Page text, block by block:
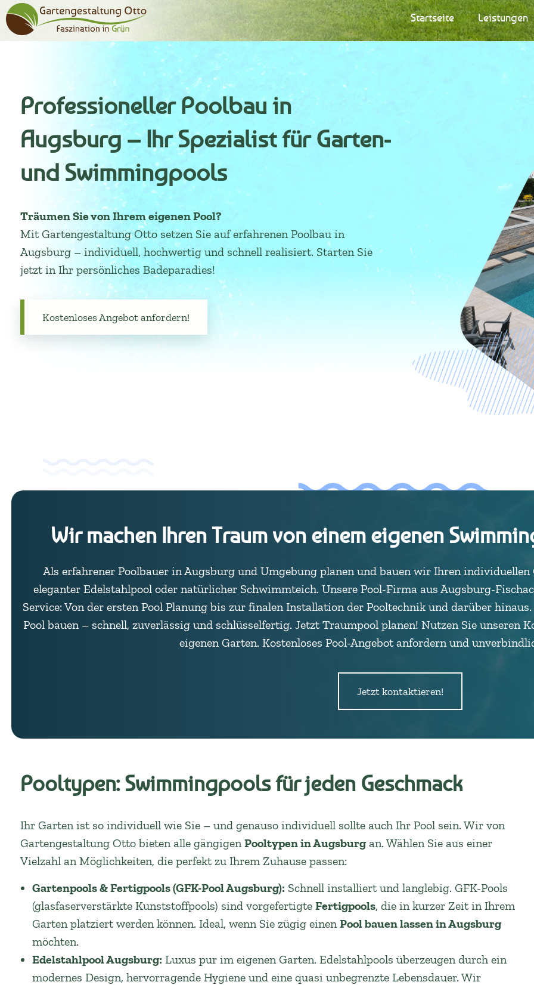
Startseite Leistungen
Professioneller Poolbau in
Augsburg – Ihr Spezialist für Garten-
und Swimmingpools
Träumen Sie von Ihrem eigenen Pool?
Mit Gartengestaltung Otto setzen Sie auf erfahrenen Poolbau in
Augsburg – individuell, hochwertig und schnell realisiert. Starten Sie
jetzt in Ihr persönliches Badeparadies!
Kostenloses Angebot anfordern!
Wir machen Ihren Traum von einem eigenen
Als erfahrener Poolbauer in Augsburg und Umgebung planen und bauen wir Ihren
eleganter Edelstahlpool oder natürlicher Schwimmteich. Unsere Pool-Firma aus Augsburg-
Service: Von der ersten Pool Planung bis zur finalen Installation der Pooltechnik und darüber
Pool bauen – schnell, zuverlässig und schlüsselfertig. Jetzt Traumpool planen! Nutzen Sie unseren
eigenen Garten. Kostenloses Pool-Angebot anfordern und
Jetzt kontaktieren!
Pooltypen: Swimmingpools für jeden Geschmack
Ihr Garten ist so individuell wie Sie – und genauso individuell sollte auch Ihr Pool sein. Wir von
Gartengestaltung Otto bieten alle gängigenPooltypen in Augsburgan. Wählen Sie aus einer
Vielzahl an Möglichkeiten, die perfekt zu Ihrem Zuhause passen:
Gartenpools & Fertigpools (GFK-Pool Augsburg): Schnell installiert und langlebig. GFK-Pools
(glasfaserverstärkte Kunststoffpools) sind vorgefertigte Fertigpools, die in kurzer Zeit in Ihrem
Garten platziert werden können. Ideal, wenn Sie zügig einenPool bauen lassen in Augsburg
möchten.
Edelstahlpool Augsburg: Luxus pur im eigenen Garten. Edelstahlpools überzeugen durch ein
modernes Design, hervorragende Hygiene und eine quasi unbegrenzte Lebensdauer. Wir